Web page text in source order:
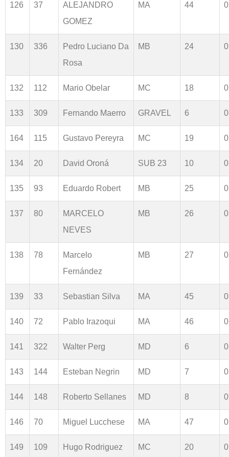
126 37
ALEJANDRO
GOMEZ
MA 44
130 336
Pedro Luciano Da
Rosa
MB 24
132 112 Mario Obelar MC 18
133 309 Fernando Maerro GRAVEL 6
164 115 Gustavo Pereyra MC 19
134 20 David Oroná SUB 23 10
135 93 Eduardo Robert MB 25
137 80
MARCELO
NEVES
MB 26
138 78
Marcelo
Fernández
MB 27
139 33 Sebastian Silva MA 45
140 72 Pablo Irazoqui MA 46
141 322 Walter Perg MD 6
143 144 Esteban Negrin MD 7
144 148 Roberto Sellanes MD 8
146 70 Miguel Lucchese MA 47
149 109 Hugo Rodriguez MC 20